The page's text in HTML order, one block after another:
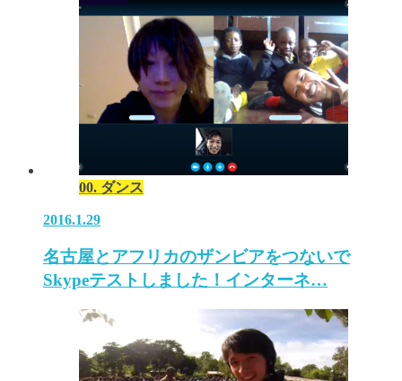
00. ダンス
2016.1.29
名古屋とアフリカのザンビアをつないで
Skypeテストしました！インターネ…